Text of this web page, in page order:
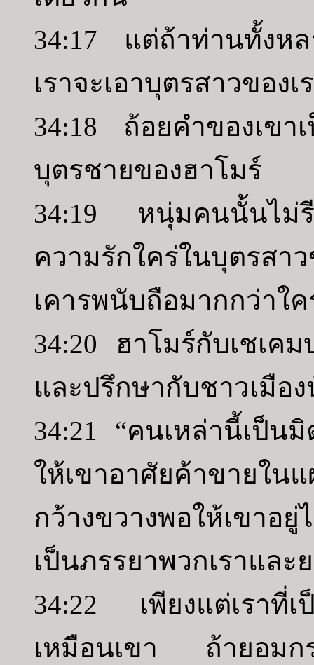
34:17 แต่ถ้าท่านทั้งห
เราจะเอาบุตรสาวของเ
34:18 ถ้อยคำของเขา
บุตรชายของฮาโมร์
34:19 หนุ่มคนนั้นไม่
ความรักใคร่ในบุตรส
เคารพนับถือมากกว่าใ
34:20 ฮาโมร์กับเชเค
และปรึกษากับชาวเมือ
34:21 “คนเหล่านี้เป็น
ให้เขาอาศัยค้าขายใน
กว้างขวางพอให้เขาอ
เป็นภรรยาพวกเราและ
34:22 เพียงแต่เราที่เ
เหมือนเขา ถ้ายอมก